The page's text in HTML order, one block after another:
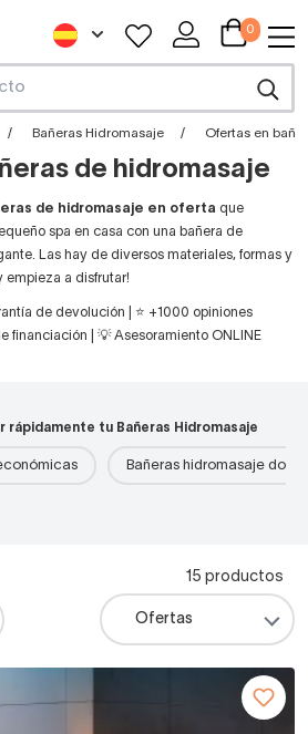
0
Bañeras Hidromasaje Ofertas en
de hidromasaje
de hidromasaje en oferta que
spa en casa con una bañera de
Las hay de diversos materiales, formas y
empieza a disfrutar!
de devolución | ⭐ +1000 opiniones
financiación | 💡 Asesoramiento ONLINE
rápidamente tu Bañeras Hidromasaje
Bañeras hidromasaje
15 productos